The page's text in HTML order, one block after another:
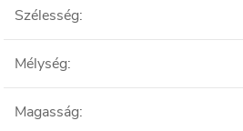
Szélesség:
Mélység:
Magasság: